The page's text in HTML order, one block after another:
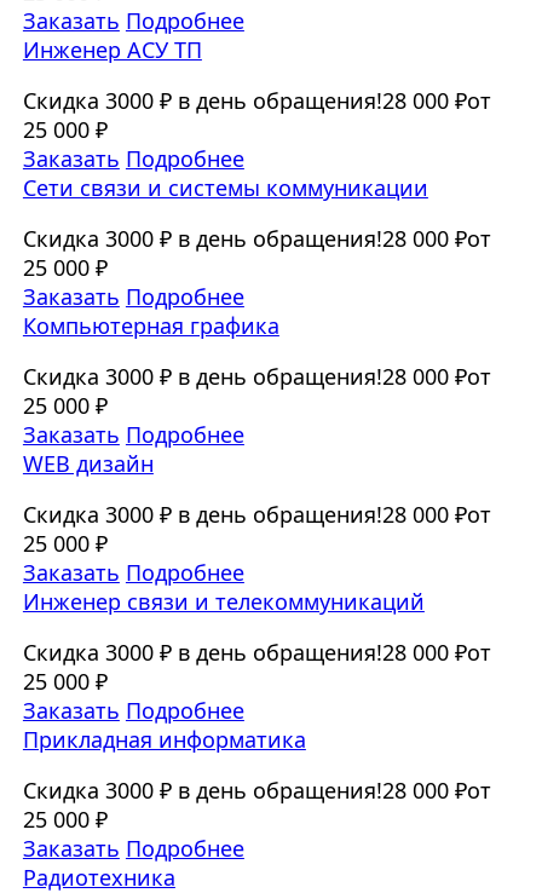
Заказать Подробнее
Инженер АСУ ТП
Скидка 3000 ₽ в день обращения!28 000 ₽от
25 000 ₽
Заказать Подробнее
Сети связи и системы коммуникации
Скидка 3000 ₽ в день обращения!28 000 ₽от
25 000 ₽
Заказать Подробнее
Компьютерная графика
Скидка 3000 ₽ в день обращения!28 000 ₽от
25 000 ₽
Заказать Подробнее
WEB дизайн
Скидка 3000 ₽ в день обращения!28 000 ₽от
25 000 ₽
Заказать Подробнее
Инженер связи и телекоммуникаций
Скидка 3000 ₽ в день обращения!28 000 ₽от
25 000 ₽
Заказать Подробнее
Прикладная информатика
Скидка 3000 ₽ в день обращения!28 000 ₽от
25 000 ₽
Заказать Подробнее
Радиотехника